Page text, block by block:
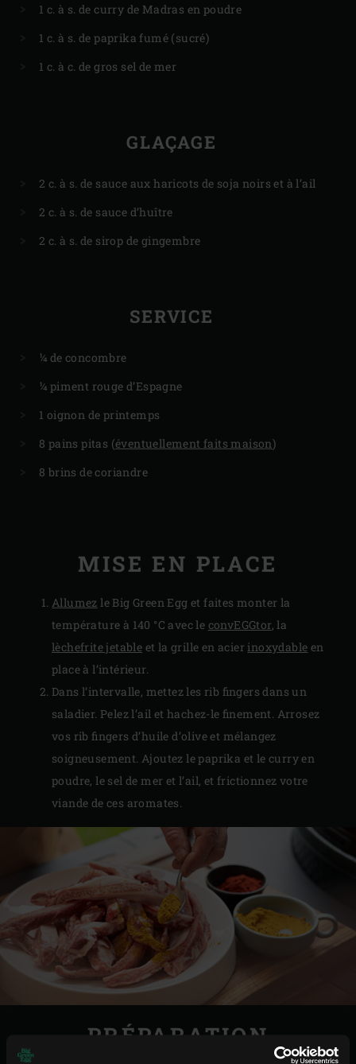
1 c. à s. de curry de Madras en poudre
1 c. à s. de paprika fumé (sucré)
1 c. à c. de gros sel de mer
GLAÇAGE
2 c. à s. de sauce aux haricots de soja noirs et à l’ail
2 c. à s. de sauce d’huître
2 c. à s. de sirop de gingembre
SERVICE
¼ de concombre
¼ piment rouge d’Espagne
1 oignon de printemps
8 pains pitas (éventuellement faits maison)
8 brins de coriandre
MISE EN PLACE
Allumez le Big Green Egg et faites monter la
température à 140 °C avec le convEGGtor, la
lèchefrite jetable et la grille en acierinoxydable en
place à l’intérieur.
Dans l’intervalle, mettez les rib fingers dans un
saladier. Pelez l’ail et hachez-le finement. Arrosez
vos rib fingers d’huile d’olive et mélangez
soigneusement. Ajoutez le paprika et le curry en
poudre, le sel de mer et l’ail, et frictionnez votre
viande de ces aromates.
PRÉPARATION